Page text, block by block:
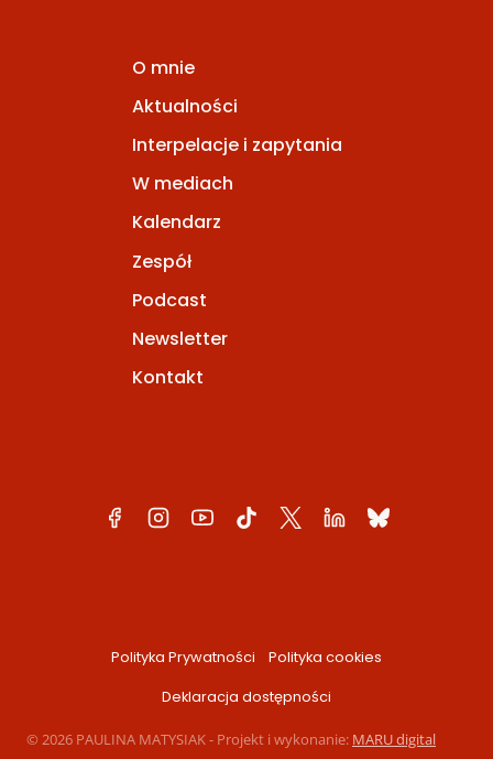
O mnie
Aktualności
Interpelacje i zapytania
W mediach
Kalendarz
Zespół
Podcast
Newsletter
Kontakt
© 2026 PAULINA MATYSIAK - Projekt i wykonanie: MARU digital
Polityka Prywatności Polityka cookies
Deklaracja dostępności